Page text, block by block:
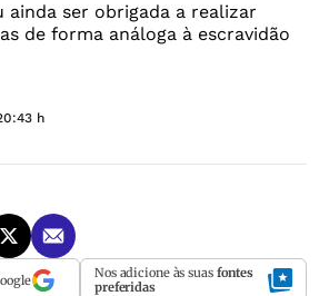
ainda ser obrigada a realizar
de forma análoga à escravidão
h
Nos adicione às suas fontes
preferidas